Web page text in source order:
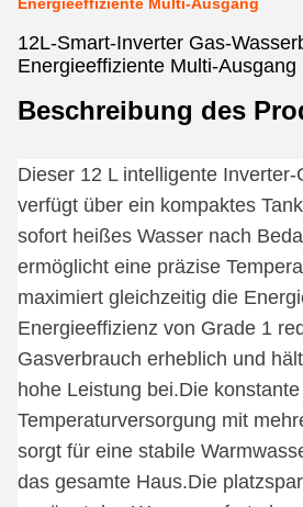
12L-Smart-Inverter Gas-
Energieeffiziente Multi-Ausgang
Beschreibung des
Dieser 12 L intelligente
verfügt über ein kompaktes
sofort heißes Wasser nach
ermöglicht eine präzise
maximiert gleichzeitig die
Energieeffizienz von Grade 1
Gasverbrauch erheblich und
hohe Leistung bei.Die konstante
Temperaturversorgung mit
sorgt für eine stabile
das gesamte Haus.Die